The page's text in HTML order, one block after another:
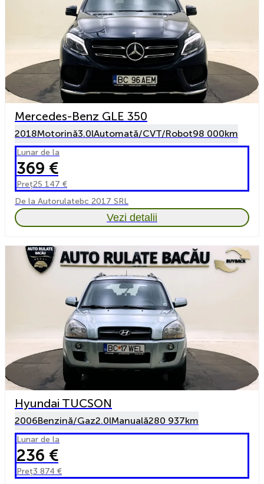
Mercedes-Benz GLE 350
2018Motorină3.0lAutomată/CVT/Robot98 000km
Lunar de la
369 €
Preț25 147 €
De la Autorulatebc 2017 SRL
Vezi detalii
Hyundai TUCSON
2006Benzină/Gaz2.0lManuală280 937km
Lunar de la
236 €
Preț3 874 €